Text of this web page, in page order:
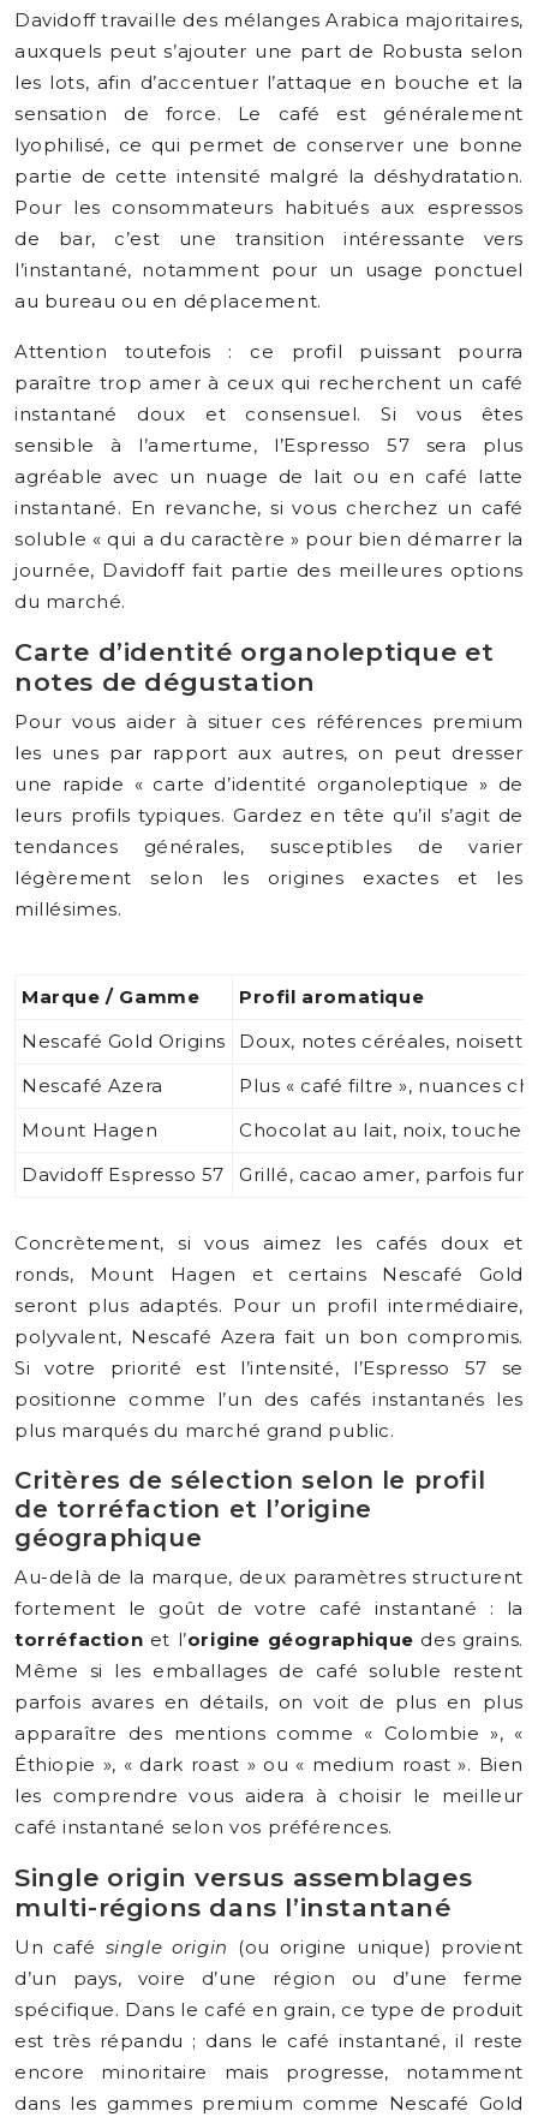
Davidoff travaille des mélanges Arabica majoritaires,
auxquels peut s’ajouter une part de Robusta selon
les lots, afin d’accentuer l’attaque en bouche et la
sensation de force. Le café est généralement
lyophilisé, ce qui permet de conserver une bonne
partie de cette intensité malgré la déshydratation.
Pour les consommateurs habitués aux espressos
de bar, c’est une transition intéressante vers
l’instantané, notamment pour un usage ponctuel
au bureau ou en déplacement.
Attention toutefois : ce profil puissant pourra
paraître trop amer à ceux qui recherchent un café
instantané doux et consensuel. Si vous êtes
sensible à l’amertume, l’Espresso 57 sera plus
agréable avec un nuage de lait ou en café latte
instantané. En revanche, si vous cherchez un café
soluble « qui a du caractère » pour bien démarrer la
journée, Davidoff fait partie des meilleures options
du marché.
Carte d’identité organoleptique et
notes de dégustation
Pour vous aider à situer ces références premium
les unes par rapport aux autres, on peut dresser
une rapide « carte d’identité organoleptique » de
leurs profils typiques. Gardez en tête qu’il s’agit de
tendances générales, susceptibles de varier
légèrement selon les origines exactes et les
millésimes.
Marque / Gamme
Profil aromatique
Nescafé Gold Origins
Doux, notes céréales,
Nescafé Azera
Plus « café filtre », nuances
Mount Hagen
Chocolat au lait, noix, touche
Davidoff Espresso 57
Grillé, cacao amer, parfois
Concrètement, si vous aimez les cafés doux et
ronds, Mount Hagen et certains Nescafé Gold
seront plus adaptés. Pour un profil intermédiaire,
polyvalent, Nescafé Azera fait un bon compromis.
Si votre priorité est l’intensité, l’Espresso 57 se
positionne comme l’un des cafés instantanés les
plus marqués du marché grand public.
Critères de sélection selon le profil
de torréfaction et l’origine
géographique
Au-delà de la marque, deux paramètres structurent
fortement le goût de votre café instantané : la
torréfaction et l’origine géographique des grains.
Même si les emballages de café soluble restent
parfois avares en détails, on voit de plus en plus
apparaître des mentions comme « Colombie », «
Éthiopie », « dark roast » ou « medium roast ». Bien
les comprendre vous aidera à choisir le meilleur
café instantané selon vos préférences.
Single origin versus assemblages
multi-régions dans l’instantané
Un café single origin (ou origine unique) provient
d’un pays, voire d’une région ou d’une ferme
spécifique. Dans le café en grain, ce type de produit
est très répandu ; dans le café instantané, il reste
encore minoritaire mais progresse, notamment
dans les gammes premium comme Nescafé Gold